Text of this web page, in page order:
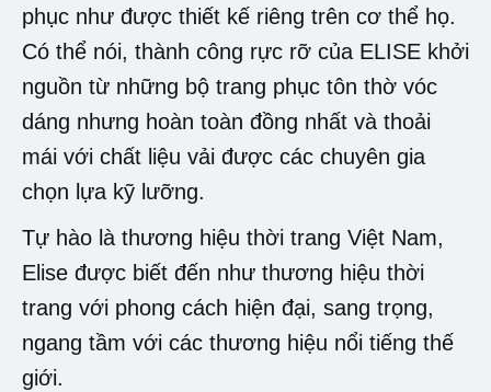
phục như được thiết kế riêng trên cơ thể họ.
Có thể nói, thành công rực rỡ của ELISE khởi
nguồn từ những bộ trang phục tôn thờ vóc
dáng nhưng hoàn toàn đồng nhất và thoải
mái với chất liệu vải được các chuyên gia
chọn lựa kỹ lưỡng.
Tự hào là thương hiệu thời trang Việt Nam,
Elise được biết đến như thương hiệu thời
trang với phong cách hiện đại, sang trọng,
ngang tầm với các thương hiệu nổi tiếng thế
giới.